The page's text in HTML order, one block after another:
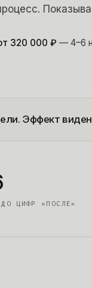
320 000 ₽ — 4–6
Эффект
ЦИФР «ПОСЛЕ»